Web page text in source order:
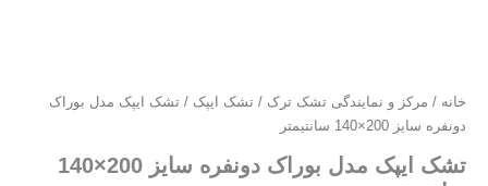
خانه / مرکز و نمایندگی تشک ترک / تشک ایپک / تشک ایپک مدل بوراک
دونفره سایز 200×140 سانتیمتر
تشک ایپک مدل بوراک دونفره سایز 200×140